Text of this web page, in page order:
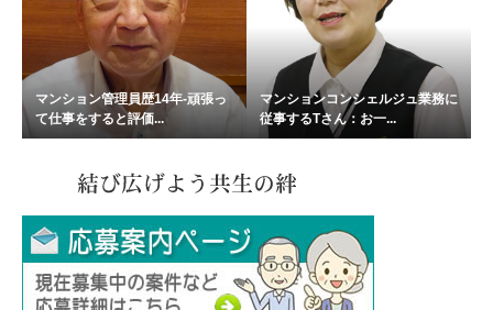
マンション管理員歴14年-頑張っ
て仕事をすると評価...
マンションコンシェルジュ業務に
従事するTさん：お一...